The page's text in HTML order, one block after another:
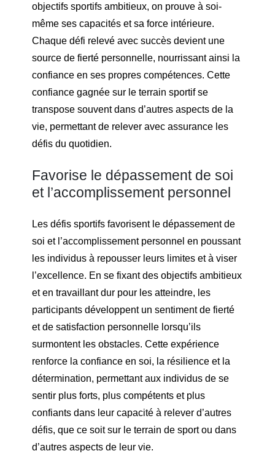
objectifs sportifs ambitieux, on prouve à soi-
même ses capacités et sa force intérieure.
Chaque défi relevé avec succès devient une
source de fierté personnelle, nourrissant ainsi la
confiance en ses propres compétences. Cette
confiance gagnée sur le terrain sportif se
transpose souvent dans d’autres aspects de la
vie, permettant de relever avec assurance les
défis du quotidien.
Favorise le dépassement de soi
et l’accomplissement personnel
Les défis sportifs favorisent le dépassement de
soi et l’accomplissement personnel en poussant
les individus à repousser leurs limites et à viser
l’excellence. En se fixant des objectifs ambitieux
et en travaillant dur pour les atteindre, les
participants développent un sentiment de fierté
et de satisfaction personnelle lorsqu’ils
surmontent les obstacles. Cette expérience
renforce la confiance en soi, la résilience et la
détermination, permettant aux individus de se
sentir plus forts, plus compétents et plus
confiants dans leur capacité à relever d’autres
défis, que ce soit sur le terrain de sport ou dans
d’autres aspects de leur vie.